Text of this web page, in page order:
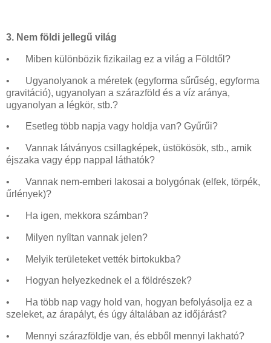
3. Nem földi jellegű világ
• Miben különbözik fizikailag ez a világ a Földtől?
•
Ugyanolyanok a méretek (egyforma sűrűség, egyforma
gravitáció), ugyanolyan a szárazföld és a víz aránya,
ugyanolyan a légkör, stb.?
• Esetleg több napja vagy holdja van? Gyűrűi?
•
Vannak látványos csillagképek, üstökösök, stb., amik
éjszaka vagy épp nappal láthatók?
•
Vannak nem-emberi lakosai a bolygónak (elfek, törpék,
űrlények)?
• Ha igen, mekkora számban?
• Milyen nyíltan vannak jelen?
• Melyik területeket vették birtokukba?
• Hogyan helyezkednek el a földrészek?
•
Ha több nap vagy hold van, hogyan befolyásolja ez a
szeleket, az árapályt, és úgy általában az időjárást?
• Mennyi szárazföldje van, és ebből mennyi lakható?